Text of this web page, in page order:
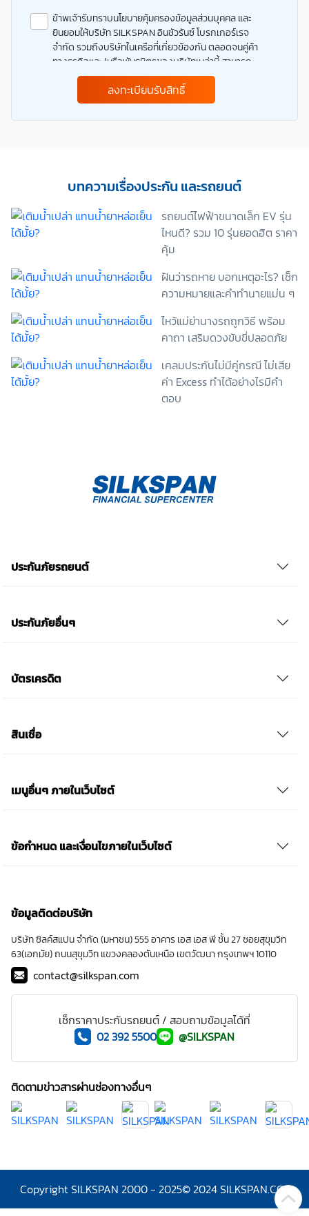
ข้าพเจ้ารับทราบนโยบายคุ้มครองข้อมูลส่วนบุคคล และ
ยินยอมให้บริษัท SILKSPAN อินชัวรันซ์ โบรกเกอร์เรจ
จำกัด รวมถึงบริษัทในเครือที่เกี่ยวข้องกัน ตลอดจนคู่ค้า
ทางธุรกิจและ/หรือพันธมิตรของบริษัทเหล่านี้ สามารถ
เก็บ ใช้ และ/หรือ เปิดเผยข้อมูลส่วนบุคคลและข้อมูลส่วน
บุคคลที่มีความอ่อนไหวของข้าพเจ้า เพื่อวัตถุประสงค์ใน
การดำเนินการติดต่อและนำเสนอข้อมูลสำหรับการขาย
ผลิตภัณฑ์ การจัดทำรายการส่งเสริมการขายและการ
อื่นๆ ท่านสามารถอ่านรายละเอียดนโยบายคุ้มครองข้อมูล
ส่วนบุคคลและสิทธิของเจ้าของข้อมูลส่วนบุคคลได้ที่
เว็บไซต์ คำประกาศเกี่ยวกับความเป็นส่วนตัว ก่อนให้
ความยินยอม ทั้งนี้ ก่อนการแสดงเจตนา ข้าพเจ้าได้อ่าน
รายละเอียดจากเอกสารชี้แจงข้อมูล หรือได้รับคำอธิบาย
จากหน่วยงานถึงวัตถุประสงค์ในการเก็บรวบรวม ใช้หรือ
และมีความเข้าใจดีแล้ว ข้าพเจ้าให้ความยินยอมหรือปฏิเสธ
ไม่ให้ความยินยอมในเอกสารนี้ด้วยความสมัครใจ
ข้าพเจ้าสามารถถอนความยินยอมนี้เสียเมื่อใดก็ได้ เว้นแต่
ในกรณีมีข้อจำกัดสิทธิตามกฎหมายหรือยังมีสัญญา
กรณีที่ข้าพเจ้าประสงค์จะไม่ให้ความยินยอม ข้าพเจ้าเข้าใจ
และยอมรับว่า การไม่ให้ความยินยอมจะมีผลทำให้ข้าพเจ้า
(เช่น ข้าพเจ้าอาจได้รับความสะดวกในการใช้บริการน้อย
ยินยอม” ในช่องสนทนา เป็นการแสดงเจตนายินยอมของ
ข้าพเจ้าแทนการลงลายมือชื่อเป็นหลักฐาน รวบรวมเบี้ย
ลงทะเบียนรับสิทธิ์
บทความเรื่องประกัน และรถยนต์
รถยนต์ไฟฟ้าขนาดเล็ก EV รุ่น
ไหนดี? รวม 10 รุ่นยอดฮิต ราคา
คุ้ม
ฝันว่ารถหาย บอกเหตุอะไร? เช็ก
ความหมายและคำทำนายแม่น ๆ
ไหว้แม่ย่านางรถถูกวิธี พร้อม
คาถา เสริมดวงขับขี่ปลอดภัย
เคลมประกันไม่มีคู่กรณี ไม่เสีย
ค่า Excess ทำได้อย่างไรมีคำ
ตอบ
ประกันภัยรถยนต์
ประกันภัยอื่นๆ
บัตรเครดิต
สินเชื่อ
เมนูอื่นๆ ภายในเว็บไซต์
ข้อกำหนด และเงื่อนไขภายในเว็บไซต์
ข้อมูลติดต่อบริษัท
บริษัท ซิลค์สแปน จำกัด (มหาชน) 555 อาคาร เอส เอส พี ชั้น 27 ซอยสุขุมวิท
63(เอกมัย) ถนนสุขุมวิท แขวงคลองตันเหนือ เขตวัฒนา กรุงเทพฯ 10110
contact@silkspan.com
เช็กราคาประกันรถยนต์ / สอบถามข้อมูลได้ที่
02 392 5500
@SILKSPAN
ติดตามข่าวสารผ่านช่องทางอื่นๆ
Copyright SILKSPAN 2000 - 2025© 2024 SILKSPAN.COM